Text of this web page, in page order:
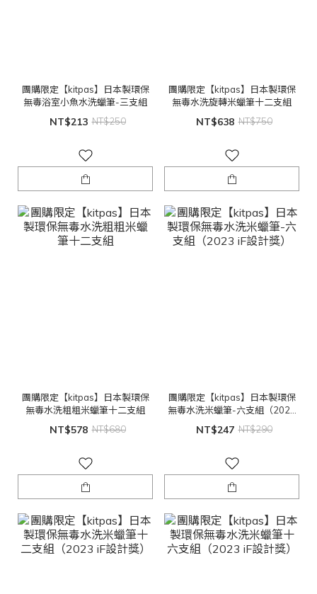
團購限定【kitpas】日本製環保
無毒浴室小魚水洗蠟筆-三支組
NT$213 NT$250
團購限定【kitpas】日本製環保
無毒水洗旋轉米蠟筆十二支組
NT$638 NT$750
團購限定【kitpas】日本製環保
無毒水洗粗粗米蠟筆十二支組
NT$578 NT$680
團購限定【kitpas】日本製環保
無毒水洗米蠟筆-六支組（2023
iF設計獎）
NT$247 NT$290